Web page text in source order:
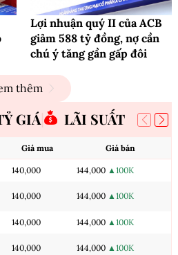
Lợi nhuận quý II của ACB
giảm 588 tỷ đồng, nợ cần
chú ý tăng gần gấp đôi
thêm
GIÁ LÃI SUẤT
Giá mua Giá bán
140,000 144,000 ▲100K
140,000 144,000 ▲100K
140,000 144,000 ▲100K
140,000 144,000 ▲100K